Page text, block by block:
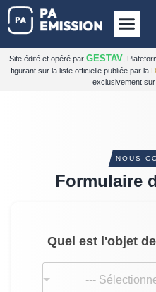
Site édité et opéré par GESTAV ,
figurant sur la liste officielle publiée par la
exclusivement sur
NOUS
Formulaire
Quel est l'objet
---